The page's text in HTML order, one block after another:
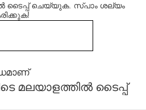
ടൈപ്പ്‌ ചെയ്യുക. സ്പാം ശല്യം
മലയാളത്തില്‍ ടൈപ്പ്